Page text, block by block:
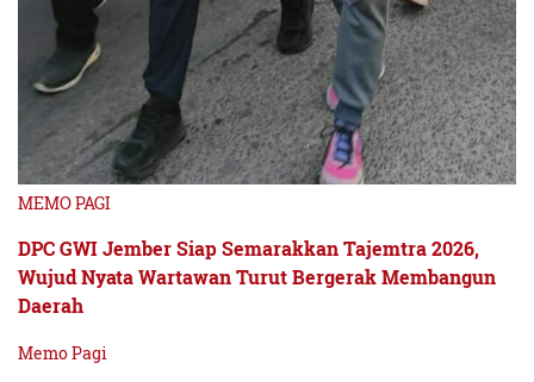
MEMO PAGI
DPC GWI Jember Siap Semarakkan Tajemtra 2026,
Wujud Nyata Wartawan Turut Bergerak Membangun
Daerah
Memo Pagi